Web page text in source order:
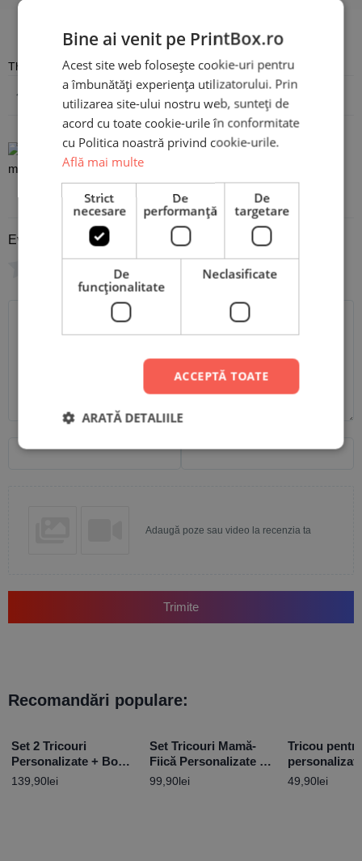
Recenzii
There are no reviews yet
Adaugă o recenzie
Cană Personalizată cu
mesaj - DAUGHTER
Evaluare
0/5
Adaugă poze sau video la recenzia ta
Trimite
Recomandări populare:
Set 2 Tricouri
Personalizate + Body
– Bunny Family
139,90lei
Set Tricouri Mamă-
Fiică Personalizate –
Queen&Princess
99,90lei
Tricou
personalizat
– Peppa Pig
49,90lei
Bine ai venit pe PrintBox.ro
Acest site web folosește cookie-uri pentru
a îmbunătăți experiența utilizatorului. Prin
utilizarea site-ului nostru web, sunteți de
acord cu toate cookie-urile în conformitate
cu Politica noastră privind cookie-urile.
Află mai multe
Strict
necesare
De
performanță
De
targetare
De
funcţionalitate
Neclasificate
ACCEPTĂ TOATE
ARATĂ DETALIILE